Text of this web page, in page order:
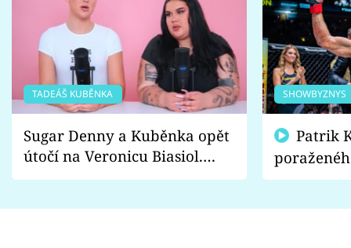
TADEÁŠ KUBĚNKA
Sugar Denny a Kuběnka opět
útočí na Veronicu Biasiol.
Proč je podle nich falešná a
SHOWBYZNYS
fanoušci